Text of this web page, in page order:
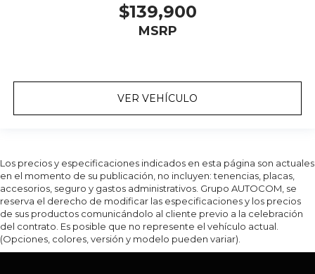
$139,900
MSRP
VER VEHÍCULO
Los precios y especificaciones indicados en esta página son actuales
en el momento de su publicación, no incluyen: tenencias, placas,
accesorios, seguro y gastos administrativos. Grupo AUTOCOM, se
reserva el derecho de modificar las especificaciones y los precios
de sus productos comunicándolo al cliente previo a la celebración
del contrato. Es posible que no represente el vehículo actual.
(Opciones, colores, versión y modelo pueden variar).